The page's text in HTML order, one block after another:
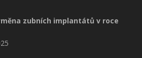
zubních implantátů v roce